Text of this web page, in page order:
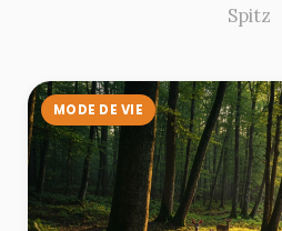
Spitz
MODE DE VIE